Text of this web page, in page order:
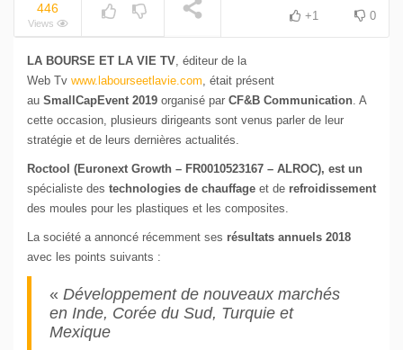
446
Views
+1 0
LA BOURSE ET LA VIE TV, éditeur de la
Web Tv www.labourseetlavie.com, était présent
au SmallCapEvent 2019 organisé par CF&B Communication. A
cette occasion, plusieurs dirigeants sont venus parler de leur
stratégie et de leurs dernières actualités.
Roctool (Euronext Growth – FR0010523167 – ALROC), est un
spécialiste des technologies de chauffage et de refroidissement
des moules pour les plastiques et les composites.
La société a annoncé récemment ses résultats annuels 2018
avec les points suivants :
« Développement de nouveaux marchés
en Inde, Corée du Sud, Turquie et
Mexique